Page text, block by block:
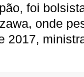
foi
onde
2017,